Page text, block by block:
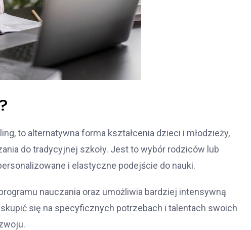
to alternatywna forma kształcenia dzieci i młodzieży,
do tradycyjnej szkoły. Jest to wybór rodziców lub
i elastyczne podejście do nauki.
nauczania oraz umożliwia bardziej intensywną
się na specyficznych potrzebach i talentach swoich